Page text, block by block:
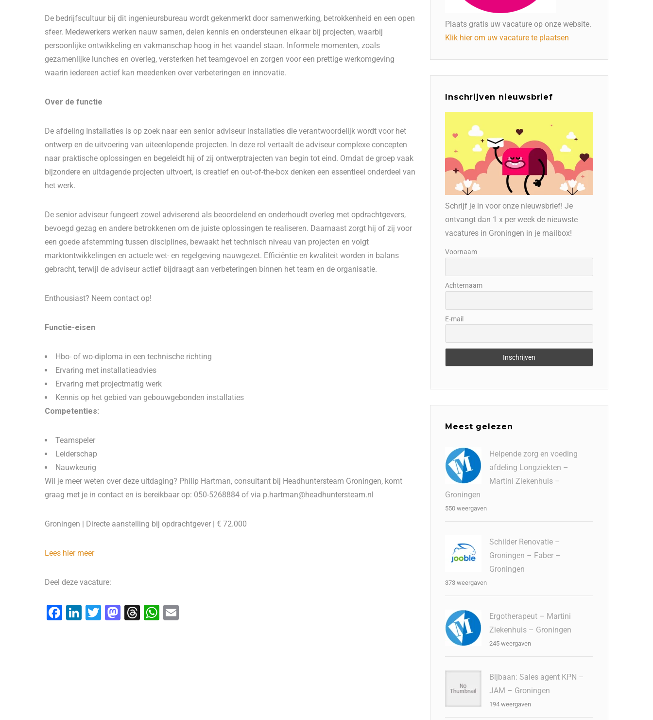
De bedrijfscultuur bij dit ingenieursbureau wordt gekenmerkt door samenwerking, betrokkenheid en een open
sfeer. Medewerkers werken nauw samen, delen kennis en ondersteunen elkaar bij projecten, waarbij
persoonlijke ontwikkeling en vakmanschap hoog in het vaandel staan. Informele momenten, zoals
gezamenlijke lunches en overleg, versterken het teamgevoel en zorgen voor een prettige werkomgeving
waarin iedereen actief kan meedenken over verbeteringen en innovatie.
Over de functie
De afdeling Installaties is op zoek naar een senior adviseur installaties die verantwoordelijk wordt voor het
ontwerp en de uitvoering van uiteenlopende projecten. In deze rol vertaalt de adviseur complexe concepten
naar praktische oplossingen en begeleidt hij of zij ontwerptrajecten van begin tot eind. Omdat de groep vaak
bijzondere en uitdagende projecten uitvoert, is creatief en out-of-the-box denken een essentieel onderdeel van
het werk.
De senior adviseur fungeert zowel adviserend als beoordelend en onderhoudt overleg met opdrachtgevers,
bevoegd gezag en andere betrokkenen om de juiste oplossingen te realiseren. Daarnaast zorgt hij of zij voor
een goede afstemming tussen disciplines, bewaakt het technisch niveau van projecten en volgt
marktontwikkelingen en actuele wet- en regelgeving nauwgezet. Efficiëntie en kwaliteit worden in balans
gebracht, terwijl de adviseur actief bijdraagt aan verbeteringen binnen het team en de organisatie.
Enthousiast? Neem contact op!
Functie-eisen
Hbo- of wo-diploma in een technische richting
Ervaring met installatieadvies
Ervaring met projectmatig werk
Kennis op het gebied van gebouwgebonden installaties
Competenties:
Teamspeler
Leiderschap
Nauwkeurig
Wil je meer weten over deze uitdaging? Philip Hartman, consultant bij Headhuntersteam Groningen, komt
graag met je in contact en is bereikbaar op: 050-5268884 of via p.hartman@headhuntersteam.nl
Groningen | Directe aanstelling bij opdrachtgever | € 72.000
Lees hier meer
Deel deze vacature:
F
Li
T
M T
W
Plaats gratis uw vacature op onze website.
Klik hier om uw vacature te plaatsen
Inschrijven nieuwsbrief
Schrijf je in voor onze nieuwsbrief! Je
ontvangt dan 1 x per week de nieuwste
vacatures in Groningen in je mailbox!
Voornaam
Achternaam
E-mail
Meest gelezen
Helpende zorg en voeding
afdeling Longziekten –
Martini Ziekenhuis –
Groningen
550 weergaven
Schilder Renovatie –
Groningen – Faber –
Groningen
373 weergaven
Ergotherapeut – Martini
Ziekenhuis – Groningen
245 weergaven
Bijbaan: Sales agent KPN –
JAM – Groningen
194 weergaven